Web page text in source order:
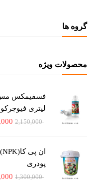
گروه ها
محصولات ویژه
فسفیمکس مس
لیتری
2,150,000
پودری
1,300,000